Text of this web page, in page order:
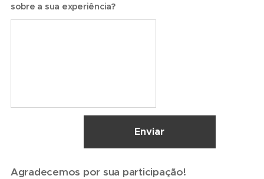
sobre a sua experiência?
Enviar
Agradecemos por sua participação!